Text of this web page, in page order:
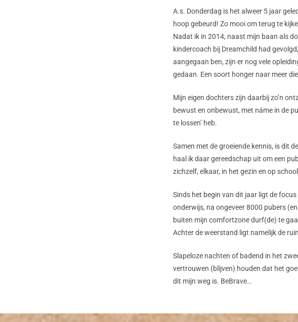
A.s. Donderdag is het alweer 5 jaar
hoop gebeurd! Zo mooi om terug te
Nadat ik in 2014, naast mijn baan als
kindercoach bij Dreamchild had
aangegaan ben, zijn er nog vele
gedaan. Een soort honger naar meer
Mijn eigen dochters zijn daarbij zo’n
bewust en onbewust, met náme in de
te lossen’ heb.
Samen met de groeiende kennis, is dit
haal ik daar gereedschap uit om een
zichzelf, elkaar, in het gezin en op
Sinds het begin van dit jaar ligt de
onderwijs, na ongeveer 8000 pubers
buiten mijn comfortzone durf(de) te
Achter de weerstand ligt namelijk de
Slapeloze nachten of badend in het
vertrouwen (blijven) houden dat het
dit mijn weg is. BeBrave…